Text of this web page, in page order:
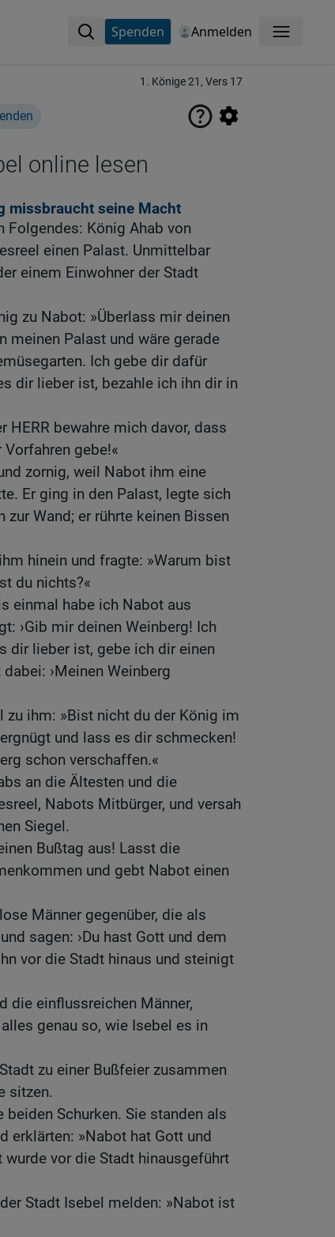
Spenden Anmelden Menü
1. Könige 21, Vers 17
online lesen
missbraucht seine Macht
Folgendes: König Ahab von
einen Palast. Unmittelbar
einem Einwohner der Stadt
zu Nabot: »Überlass mir deinen
meinen Palast und wäre gerade
Ich gebe dir dafür
dir lieber ist, bezahle ich ihn dir in
HERR bewahre mich davor, dass
gebe!«
zornig, weil Nabot ihm eine
Er ging in den Palast, legte sich
Wand; er rührte keinen Bissen
hinein und fragte: »Warum bist
du nichts?«
einmal habe ich Nabot aus
›Gib mir deinen Weinberg! Ich
dir lieber ist, gebe ich dir einen
›Meinen Weinberg
zu ihm: »Bist nicht du der König im
und lass es dir schmecken!
schon verschaffen.«
an die Ältesten und die
Nabots Mitbürger, und versah
Siegel.
Bußtag aus! Lasst die
und gebt Nabot einen
Männer gegenüber, die als
sagen: ›Du hast Gott und dem
vor die Stadt hinaus und steinigt
die einflussreichen Männer,
genau so, wie Isebel es in
zu einer Bußfeier zusammen
sitzen.
beiden Schurken. Sie standen als
erklärten: »Nabot hat Gott und
vor die Stadt hinausgeführt
Stadt Isebel melden: »Nabot ist